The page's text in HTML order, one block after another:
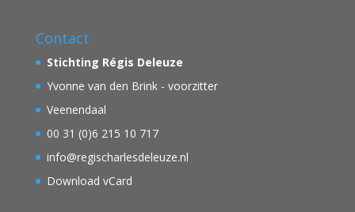
Contact
Stichting Régis Deleuze
Yvonne van den Brink - voorzitter
Veenendaal
00 31 (0)6 215 10 717
info@regischarlesdeleuze.nl
Download vCard